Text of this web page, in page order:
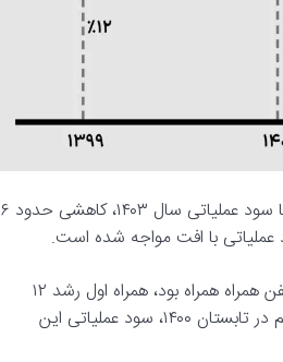
سود عملیاتی همراه اول در سال ۱۴۰۲ بیش از ۱۰ هزار و ۴۷۵ میلیارد تومان بوده است که در مقایسه با سود عملیاتی سال ۱۴۰۳، کاهشی حدود ۶
در یک نگاه کلی‌تر، در سال ۱۳۹۹ که با شیوع ویروس کرونا و افزایش استفاده از اینترنت و خدمات تلفن همراه همراه بود، همراه اول رشد ۱۲
درصدی در سود عملیاتی را تجربه کرد. با تداوم این شرایط و حذف برخی از بسته‌های اینترنتی حجیم در تابستان ۱۴۰۰، سود عملیاتی این